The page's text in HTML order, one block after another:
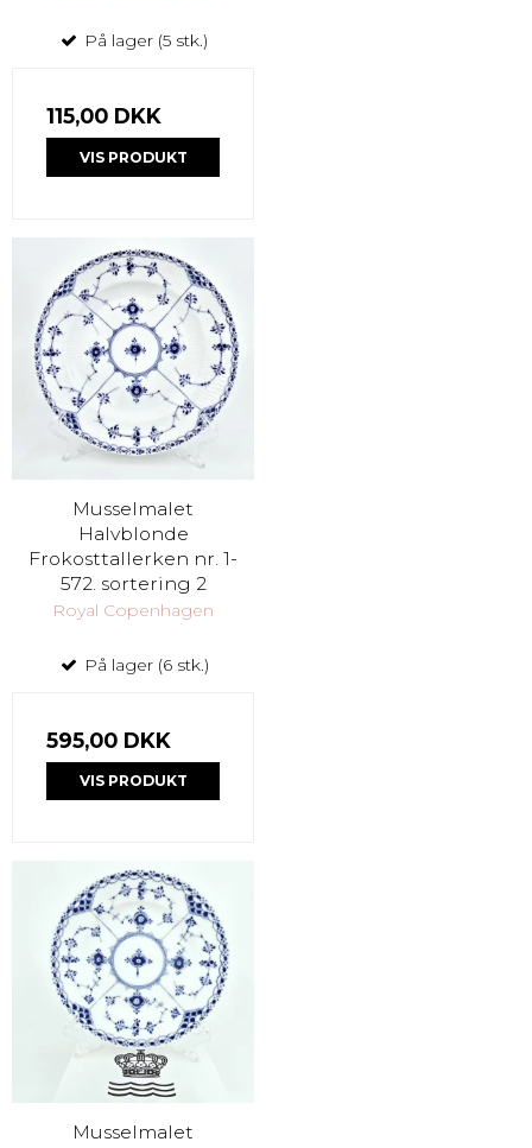
På lager (5 stk.)
115,00 DKK
VIS PRODUKT
Musselmalet
Halvblonde
Frokosttallerken nr. 1-
572. sortering 2
Royal Copenhagen
På lager (6 stk.)
595,00 DKK
VIS PRODUKT
Musselmalet